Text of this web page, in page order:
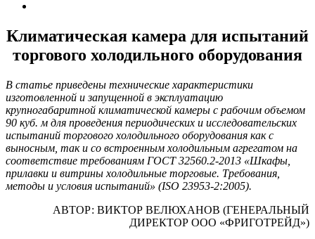
Климатическая камера для испытаний
торгового холодильного оборудования
В статье приведены технические характеристики
изготовленной и запущенной в эксплуатацию
крупногабаритной климатической камеры с рабочим объемом
90 куб. м для проведения периодических и исследовательских
испытаний торгового холодильного оборудования как с
выносным, так и со встроенным холодильным агрегатом на
соответствие требованиям ГОСТ 32560.2-2013 «Шкафы,
прилавки и витрины холодильные торговые. Требования,
методы и условия испытаний» (ISO 23953-2:2005).
АВТОР: ВИКТОР ВЕЛЮХАНОВ (ГЕНЕРАЛЬНЫЙ
ДИРЕКТОР ООО «ФРИГОТРЕЙД»)